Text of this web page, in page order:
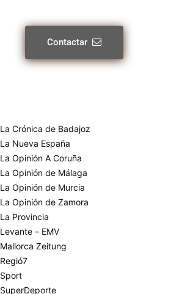
Contactar
La Crónica de Badajoz
La Nueva España
La Opinión A Coruña
La Opinión de Málaga
La Opinión de Murcia
La Opinión de Zamora
La Provincia
Levante – EMV
Mallorca Zeitung
Regió7
Sport
SuperDeporte